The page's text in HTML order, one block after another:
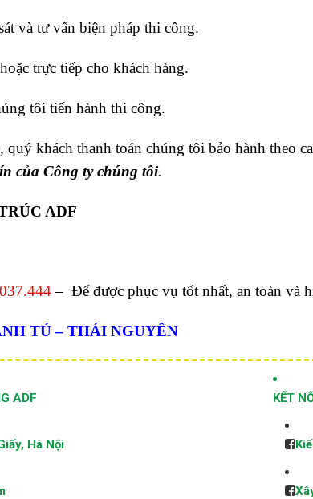
và tư vấn biện pháp thi công.
trực tiếp cho khách hàng.
tôi tiến hành thi công.
khách thanh toán chúng tôi bảo hành theo
của Công ty chúng tôi.
ADF
– Để được phục vụ tốt nhất, an toàn và
TÚ – THÁI NGUYÊN
ADF
Hà Nội
KẾT